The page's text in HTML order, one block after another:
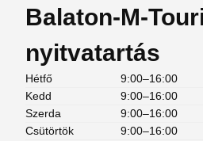
Balaton-M-
nyitvatartás
Hétfő
9:00–16:00
Kedd
9:00–16:00
Szerda
9:00–16:00
Csütörtök
9:00–16:00